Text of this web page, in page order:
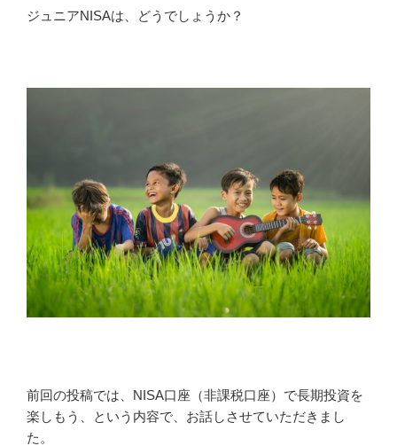
ジュニアNISAは、どうでしょうか？
前回の投稿では、NISA口座（非課税口座）で長期投資を
楽しもう、という内容で、お話しさせていただきまし
た。